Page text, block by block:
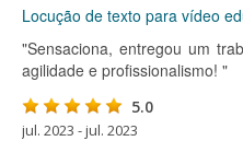
Locução de texto para vídeo
"Sensaciona, entregou um
agilidade e profissionalismo! "
5.0
jul. 2023 - jul. 2023